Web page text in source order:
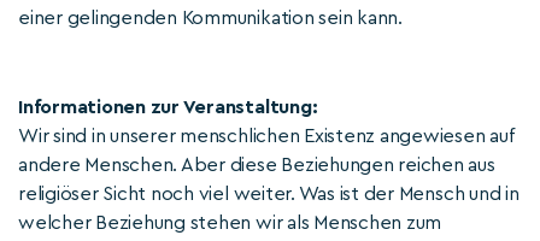
einer gelingenden Kommunikation sein kann.
Informationen zur Veranstaltung:
Wir sind in unserer menschlichen Existenz angewiesen auf
andere Menschen. Aber diese Beziehungen reichen aus
religiöser Sicht noch viel weiter. Was ist der Mensch und in
welcher Beziehung stehen wir als Menschen zum